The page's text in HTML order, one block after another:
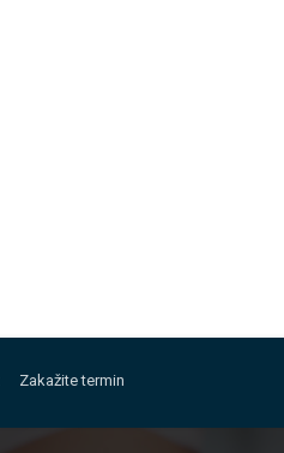
Zakažite termin